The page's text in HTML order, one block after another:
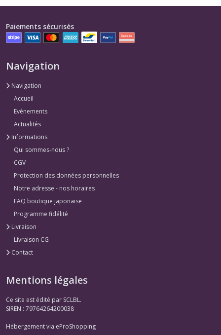
Paiements sécurisés
Navigation
Navigation
Accueil
Evénements
Actualités
Informations
Qui sommes-nous ?
CGV
Protection des données personnelles
Notre adresse - nos horaires
FAQ boutique japonaise
Programme fidélité
Livraison
Livraison CG
Contact
Mentions légales
Ce site est édité par SCLBL.
SIREN : 79764264200038
Hébergement via eProShopping